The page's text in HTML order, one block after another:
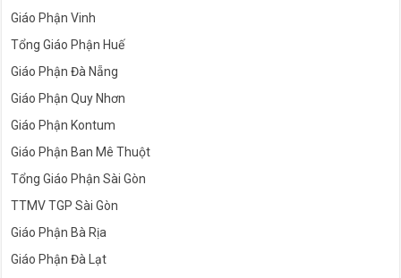
Giáo Phận Vinh
Tổng Giáo Phận Huế
Giáo Phận Đà Nẵng
Giáo Phận Quy Nhơn
Giáo Phận Kontum
Giáo Phận Ban Mê Thuột
Tổng Giáo Phận Sài Gòn
TTMV TGP Sài Gòn
Giáo Phận Bà Rịa
Giáo Phận Đà Lạt